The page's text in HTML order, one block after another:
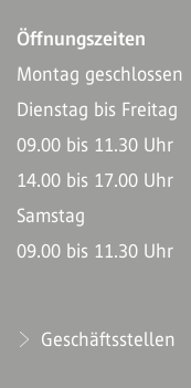
Öffnungszeiten
Montag geschlossen
Dienstag bis Freitag
09.00 bis 11.30 Uhr
14.00 bis 17.00 Uhr
Samstag
09.00 bis 11.30 Uhr
Geschäftsstellen